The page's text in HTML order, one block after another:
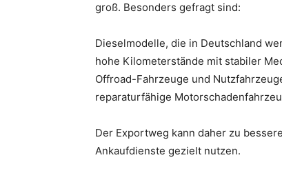
groß. Besonders gefragt sind:
Dieselmodelle, die in Deutschland
hohe Kilometerstände mit stabiler
Offroad-Fahrzeuge und
reparaturfähige
Der Exportweg kann daher zu
Ankaufdienste gezielt nutzen.